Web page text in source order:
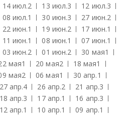
14 июл.2 13 июл.3 12 июл.3
08 июл.1 30 июн.3 27 июн.2
22 июн.1 19 июн.2 17 июн.1
11 июн.1 08 июн.1 07 июн.1
03 июн.2 01 июн.2 30 мая1
мая1 20 мая2 18 мая1
мая2 06 мая1 30 апр.1
27 апр.4 26 апр.2 21 апр.3
18 апр.3 17 апр.1 16 апр.3
12 апр.1 10 апр.1 09 апр.1